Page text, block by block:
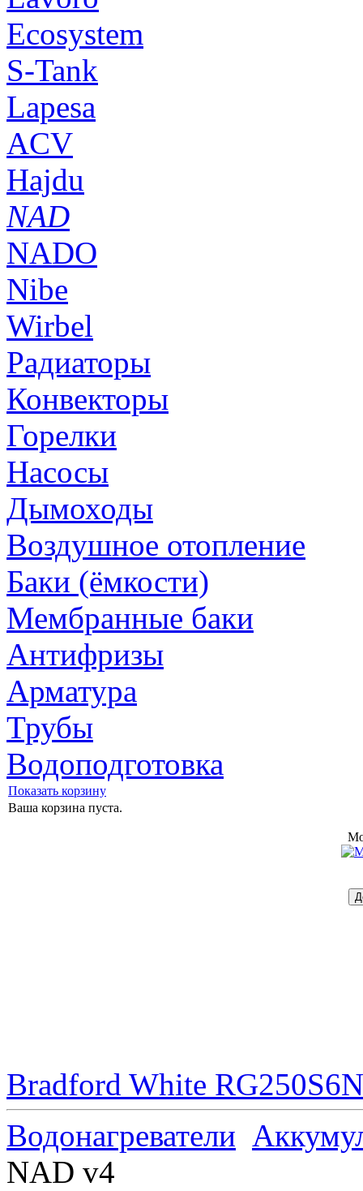
Ecosystem
S-Tank
Lapesa
ACV
Hajdu
NAD
NADO
Nibe
Wirbel
Радиаторы
Конвекторы
Горелки
Насосы
Дымоходы
Воздушное отопление
Баки (ёмкости)
Мембранные баки
Антифризы
Арматура
Трубы
Водоподготовка
Показать корзину
Ваша корзина пуста.
Bradford White
Водонагреватели
NAD v4